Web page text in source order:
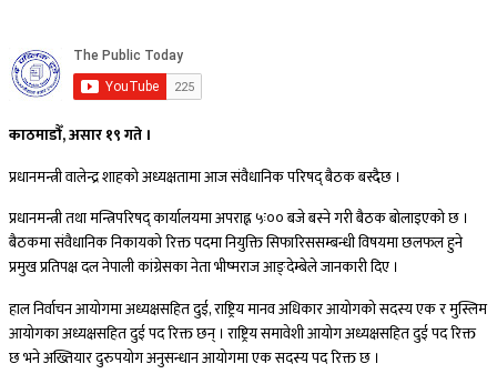
काठमाडौँ, असार १९ गते ।
प्रधानमन्त्री वालेन्द्र शाहको अध्यक्षतामा आज संवैधानिक परिषद् बैठक बस्दैछ ।
प्रधानमन्त्री तथा मन्त्रिपरिषद् कार्यालयमा अपराह्न ५ः०० बजे बस्ने गरी बैठक बोलाइएको छ ।
बैठकमा संवैधानिक निकायको रिक्त पदमा नियुक्ति सिफारिससम्बन्धी विषयमा छलफल हुने
प्रमुख प्रतिपक्ष दल नेपाली कांग्रेसका नेता भीष्मराज आङ्देम्बेले जानकारी दिए ।
हाल निर्वाचन आयोगमा अध्यक्षसहित दुई, राष्ट्रिय मानव अधिकार आयोगको सदस्य एक र मुस्लिम
आयोगका अध्यक्षसहित दुई पद रिक्त छन् । राष्ट्रिय समावेशी आयोग अध्यक्षसहित दुई पद रिक्त
छ भने अख्तियार दुरुपयोग अनुसन्धान आयोगमा एक सदस्य पद रिक्त छ ।